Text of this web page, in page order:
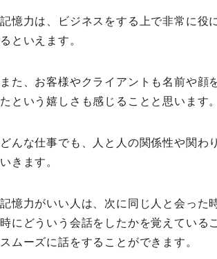
記憶力は、ビジネスをする上で非常に役
るといえます。
また、お客様やクライアントも名前や顔
たという嬉しさも感じることと思います。
どんな仕事でも、人と人の関係性や関わ
いきます。
記憶力がいい人は、次に同じ人と会った
時にどういう会話をしたかを覚えている
スムーズに話をすることができます。